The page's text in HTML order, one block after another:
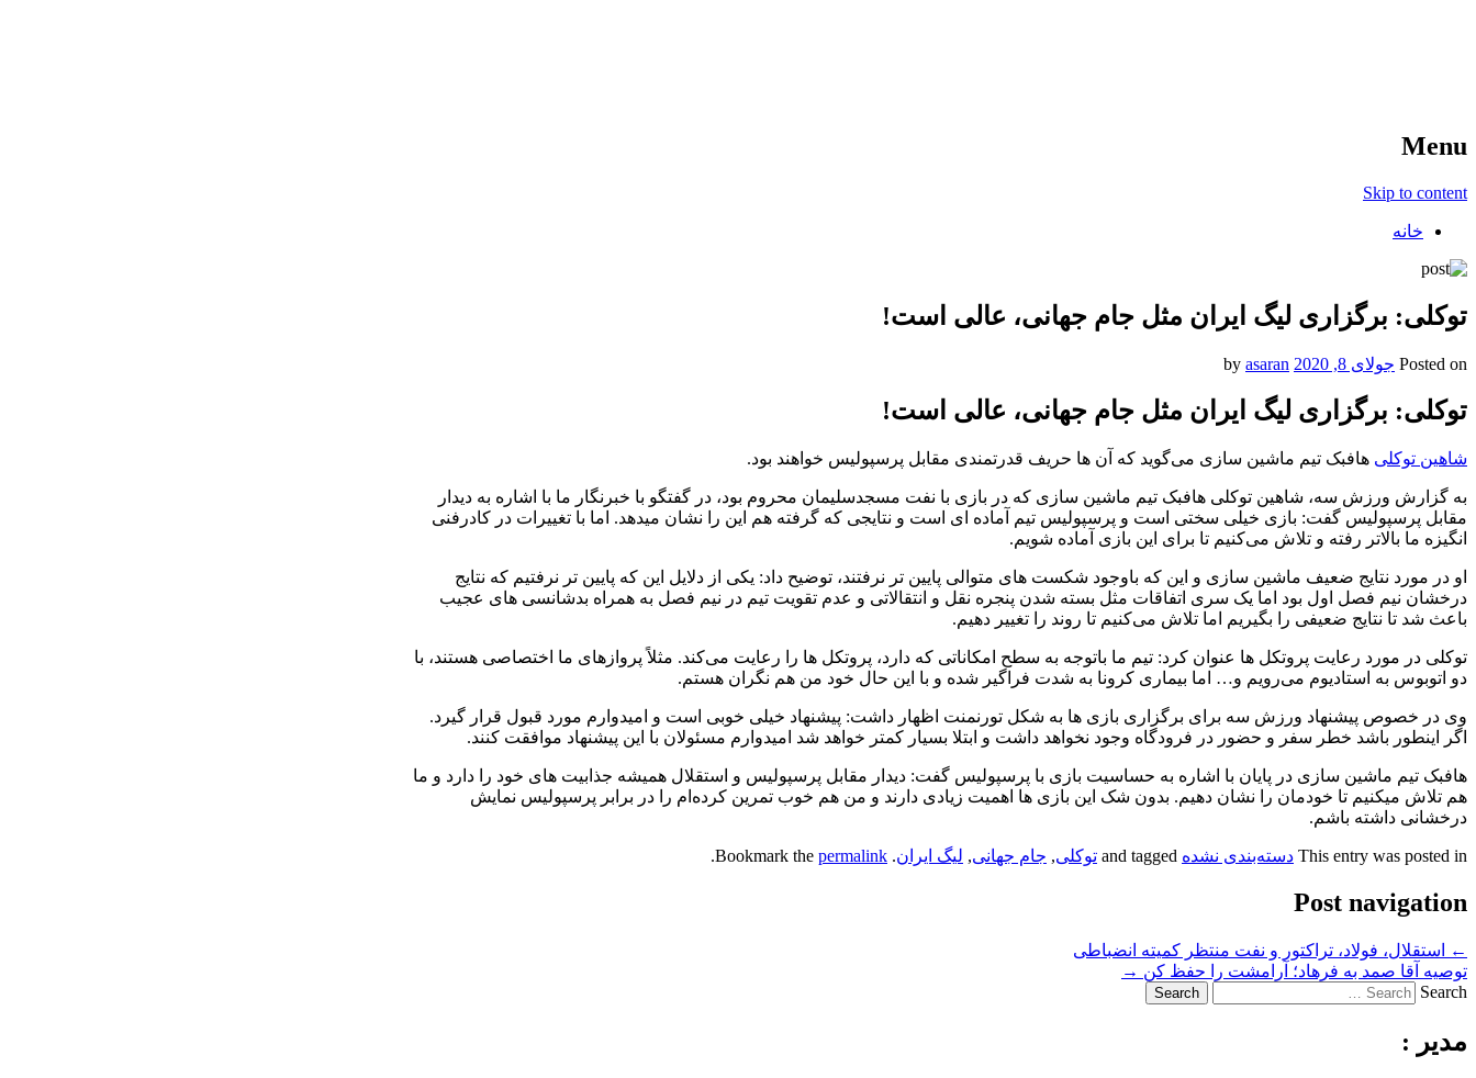
Menu
Skip to content
خانه
توکلی: برگزاری لیگ ایران مثل جام جهانی، عالی است!
Posted on جولای 8, 2020 asaran
توکلی: برگزاری لیگ ایران مثل جام جهانی، عالی است!
شاهین توکلی هافبک تیم ماشین سازی می‌گوید که آن ها حریف قدرتمندی مقابل پرسپولیس خواهند بود.
به گزارش ورزش سه، شاهین توکلی هافبک تیم ماشین سازی که در بازی با نفت مسجدسلیمان محروم بود، در گفتگو با خبرنگار ما با اشاره به دیدار
مقابل پرسپولیس گفت: بازی خیلی سختی است و پرسپولیس تیم آماده ای است و نتایجی که گرفته هم این را نشان میدهد. اما با تغییرات در کادرفنی
انگیزه ما بالاتر رفته و تلاش می‌کنیم تا برای این بازی آماده شویم.
او در مورد نتایج ضعیف ماشین سازی و این که باوجود شکست های متوالی پایین تر نرفتند، توضیح داد: یکی از دلایل این که پایین تر نرفتیم که نتایج
درخشان نیم فصل اول بود اما یک سری اتفاقات مثل بسته شدن پنجره نقل و انتقالاتی و عدم تقویت تیم در نیم فصل به همراه بدشانسی های عجیب
باعث شد تا نتایج ضعیفی را بگیریم اما تلاش می‌کنیم تا روند را تغییر دهیم.
توکلی در مورد رعایت پروتکل ها عنوان کرد: تیم ما باتوجه به سطح امکاناتی که دارد، پروتکل ها را رعایت می‌کند. مثلاً پروازهای ما اختصاصی هستند، با
دو اتوبوس به استادیوم می‌رویم و… اما بیماری کرونا به شدت فراگیر شده و با این حال خود من هم نگران هستم.
وی در خصوص پیشنهاد ورزش سه برای برگزاری بازی ها به شکل تورنمنت اظهار داشت: پیشنهاد خیلی خوبی است و امیدوارم مورد قبول قرار گیرد.
اگر اینطور باشد خطر سفر و حضور در فرودگاه وجود نخواهد داشت و ابتلا بسیار کمتر خواهد شد امیدوارم مسئولان با این پیشنهاد موافقت کنند.
هافبک تیم ماشین سازی در پایان با اشاره به حساسیت بازی با پرسپولیس گفت: دیدار مقابل پرسپولیس و استقلال همیشه جذابیت های خود را دارد و ما
هم تلاش میکنیم تا خودمان را نشان دهیم. بدون شک این بازی ها اهمیت زیادی دارند و من هم خوب تمرین کرده‌ام را در برابر پرسپولیس نمایش
درخشانی داشته باشم.
This entry was posted in دسته‌بندی نشده توکلی, جام جهانی, لیگ ایران. Bookmark the
permalink
.
Post navigation
←
استقلال، فولاد، تراکتور و نفت منتظر کمیته انضباطی
توصیه آقا صمد به فرهاد؛ آرامشت را حفظ کن →
Search
مدیر :